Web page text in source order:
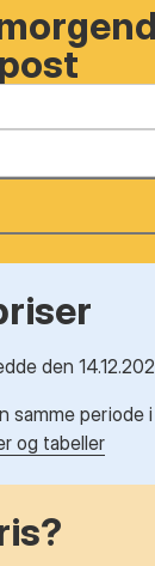
den
samme periode i
og tabeller